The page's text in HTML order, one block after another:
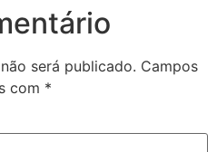
será publicado. Campos
com *